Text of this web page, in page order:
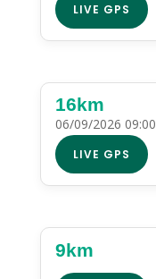
LIVE GPS
16km
06/09/2026 09:00
LIVE GPS
9km